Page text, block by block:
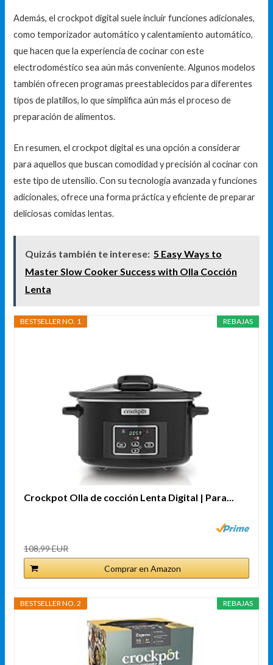
Además, el crockpot digital suele incluir funciones adicionales,
como temporizador automático y calentamiento automático,
que hacen que la experiencia de cocinar con este
electrodoméstico sea aún más conveniente. Algunos modelos
también ofrecen programas preestablecidos para diferentes
tipos de platillos, lo que simplifica aún más el proceso de
preparación de alimentos.
En resumen, el crockpot digital es una opción a considerar
para aquellos que buscan comodidad y precisión al cocinar con
este tipo de utensilio. Con su tecnología avanzada y funciones
adicionales, ofrece una forma práctica y eficiente de preparar
deliciosas comidas lentas.
Quizás también te interese: 5 Easy Ways to
Master Slow Cooker Success with Olla Cocción
Lenta
REBAJAS
BESTSELLER NO. 1
Crockpot Olla de cocción Lenta Digital | Para...
108,99 EUR
Comprar en Amazon
REBAJAS
BESTSELLER NO. 2